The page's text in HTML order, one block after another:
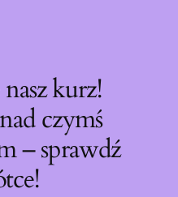
kurz!
czymś
– sprawdź